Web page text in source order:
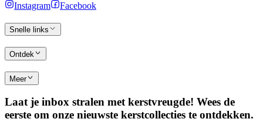
Instagram Facebook
Snelle links
Ontdek
Meer
Laat je inbox stralen met kerstvreugde! Wees de
eerste om onze nieuwste kerstcollecties te ontdekken.